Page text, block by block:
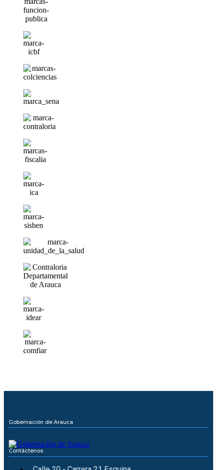
Gobernación de Arauca
Contáctenos